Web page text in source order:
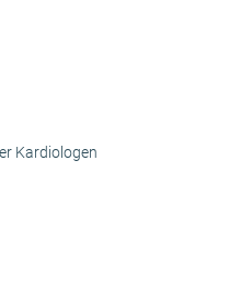
Kardiologen